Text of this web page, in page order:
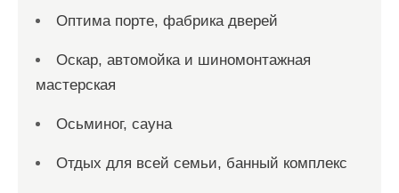
Оптима порте, фабрика дверей
Оскар, автомойка и шиномонтажная
мастерская
Осьминог, сауна
Отдых для всей семьи, банный комплекс